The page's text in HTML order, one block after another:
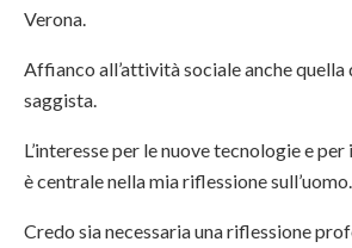
Verona.
Affianco all’attività sociale anche
saggista.
L’interesse per le nuove tecnologie e per
è centrale nella mia riflessione sull’uomo.
Credo sia necessaria una riflessione